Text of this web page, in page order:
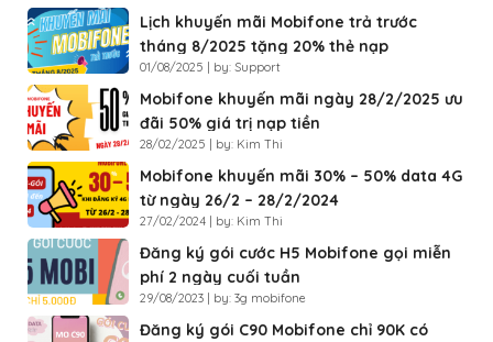
Lịch khuyến mãi Mobifone trả trước
tháng 8/2025 tặng 20% thẻ nạp
01/08/2025 | by: Support
Mobifone khuyến mãi ngày 28/2/2025 ưu
đãi 50% giá trị nạp tiền
28/02/2025 | by: Kim Thi
Mobifone khuyến mãi 30% – 50% data 4G
từ ngày 26/2 – 28/2/2024
27/02/2024 | by: Kim Thi
Đăng ký gói cước H5 Mobifone gọi miễn
phí 2 ngày cuối tuần
29/08/2023 | by: 3g mobifone
Đăng ký gói C90 Mobifone chỉ 90K có